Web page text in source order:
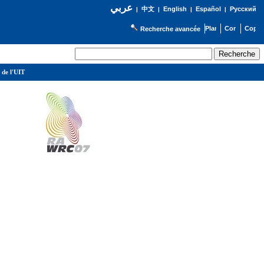
عربي| 中文| English | Español | Русский
Recherche avancée
de l'UIT